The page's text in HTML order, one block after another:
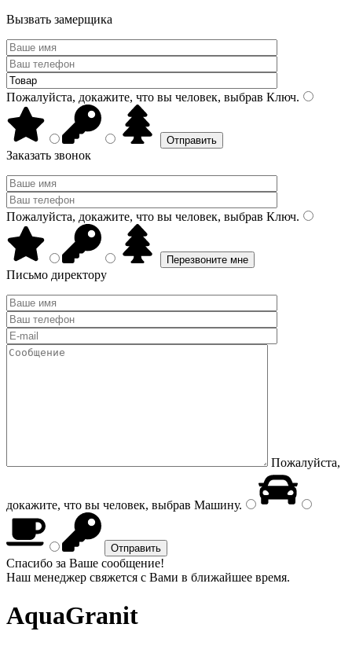
Вызвать замерщика
Пожалуйста, докажите, что вы человек, выбрав Ключ.
Заказать звонок
Пожалуйста, докажите, что вы человек, выбрав Ключ.
Письмо директору
Пожалуйста,
докажите, что вы человек, выбрав Машину.
Спасибо за Ваше сообщение!
Наш менеджер свяжется с Вами в ближайшее время.
AquaGranit